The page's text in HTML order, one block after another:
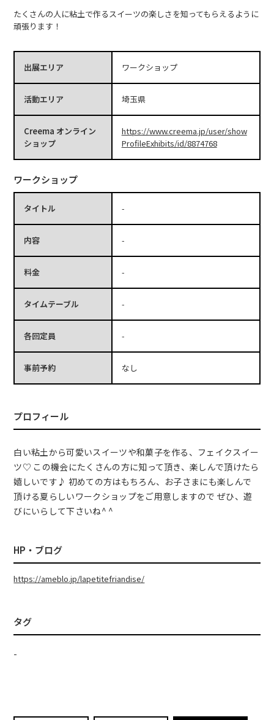
たくさんの人に粘土で作るスイーツの楽しさを知ってもらえるように
頑張ります！
出展エリア ワークショップ
活動エリア 埼玉県
Creema オンライン
ショップ
https://www.creema.jp/user/show
ProfileExhibits/id/8874768
ワークショップ
タイトル -
内容 -
料金 -
タイムテーブル -
各回定員 -
事前予約 なし
プロフィール
白い粘土から可愛いスイーツや和菓子を作る、フェイクスイー
ツ♡ この機会にたくさんの方に知って頂き、楽しんで頂けたら
嬉しいです♪ 初めての方はもちろん、お子さまにも楽しんで
頂ける夏らしいワークショップをご用意しますので ぜひ、遊
びにいらして下さいね^ ^
HP・ブログ
https://ameblo.jp/lapetitefriandise/
タグ
-